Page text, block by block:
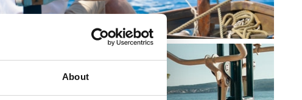
About